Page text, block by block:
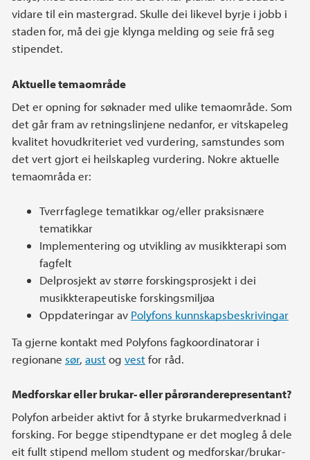
vidare til ein mastergrad. Skulle dei likevel byrje i jobb i
staden for, må dei gje klynga melding og seie frå seg
stipendet.
Aktuelle temaområde
Det er opning for søknader med ulike temaområde. Som
det går fram av retningslinjene nedanfor, er vitskapeleg
kvalitet hovudkriteriet ved vurdering, samstundes som
det vert gjort ei heilskapleg vurdering. Nokre aktuelle
temaområda er:
Tverrfaglege tematikkar og/eller praksisnære
tematikkar
Implementering og utvikling av musikkterapi som
fagfelt
Delprosjekt av større forskingsprosjekt i dei
musikkterapeutiske forskingsmiljøa
Oppdateringar av Polyfons kunnskapsbeskrivingar
Ta gjerne kontakt med Polyfons fagkoordinatorar i
regionane sør, austog vestfor råd.
Medforskar eller brukar- eller pårøranderepresentant?
Polyfon arbeider aktivt for å styrke brukarmedverknad i
forsking. For begge stipendtypane er det mogleg å dele
eit fullt stipend mellom student og medforskar/brukar-